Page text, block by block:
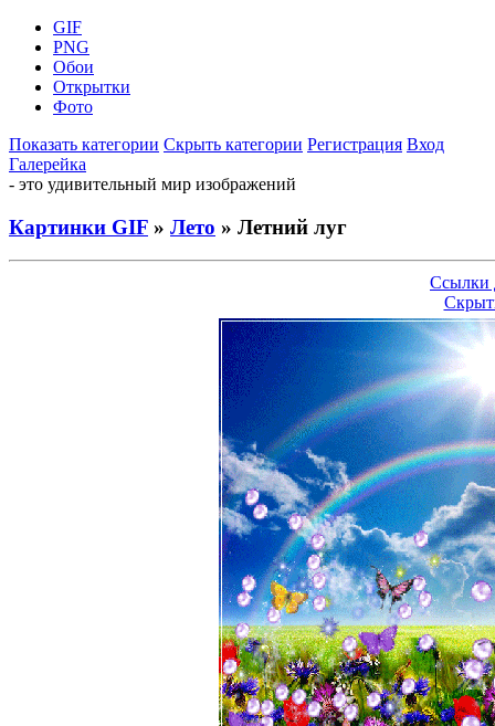
GIF
PNG
Обои
Открытки
Фото
Показать категории Скрыть категории Регистрация Вход
Галерейка
- это удивительный мир изображений
Картинки GIF » Лето » Летний луг
Ссылки